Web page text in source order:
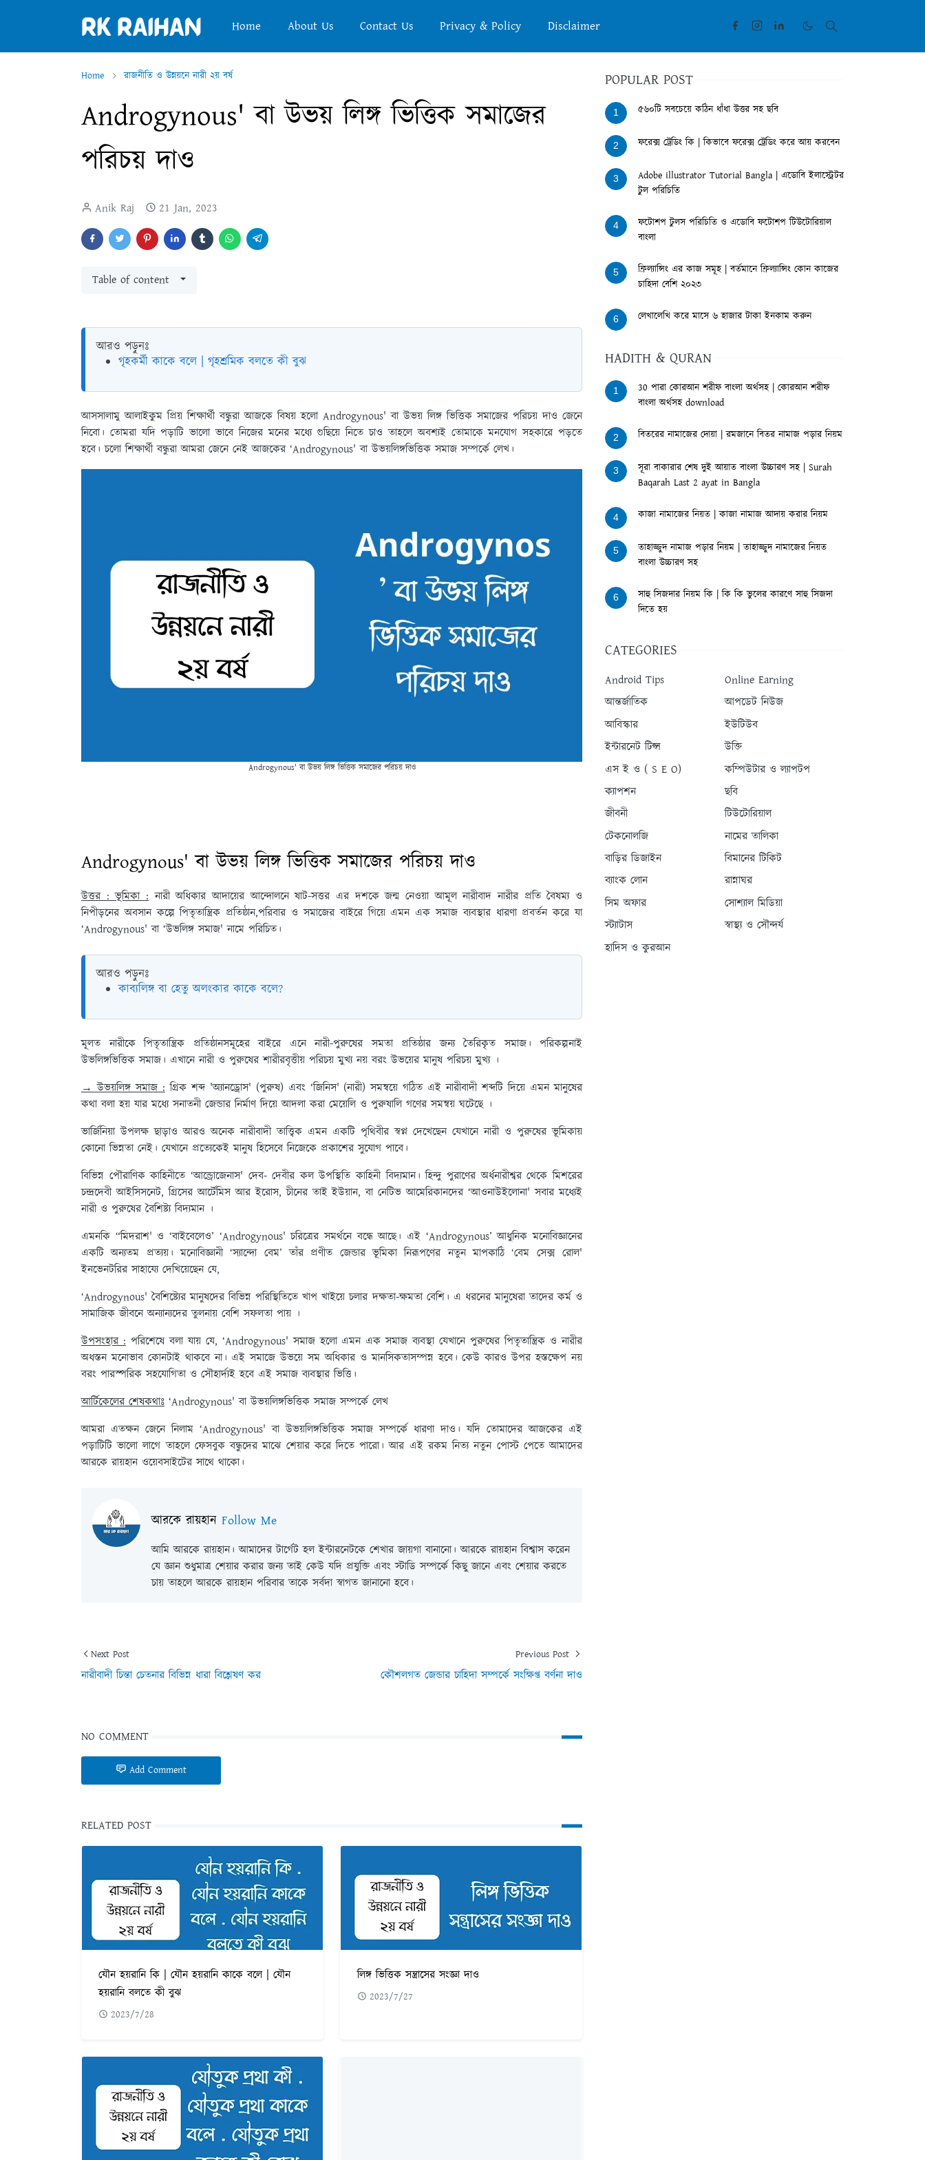
Home About Us Contact Us Privacy & Policy Disclaimer
Home রাজনীতি ও উন্নয়নে নারী ২য় বর্ষ
Androgynous' বা উভয় লিঙ্গ ভিত্তিক সমাজের
পরিচয় দাও
Anik Raj 21 Jan, 2023
Table of content
আরও পড়ুনঃ
গৃহকর্মী কাকে বলে | গৃহশ্রমিক বলতে কী বুঝ
আসসালামু আলাইকুম প্রিয় শিক্ষার্থী বন্ধুরা আজকে বিষয় হলো Androgynous' বা উভয় লিঙ্গ ভিত্তিক সমাজের পরিচয় দাও জেনে
নিবো। তোমরা যদি পড়াটি ভালো ভাবে নিজের মনের মধ্যে গুছিয়ে নিতে চাও তাহলে অবশ্যই তোমাকে মনযোগ সহকারে পড়তে
হবে। চলো শিক্ষার্থী বন্ধুরা আমরা জেনে নেই আজকের ‘Androgynous' বা উভয়লিঙ্গভিত্তিক সমাজ সম্পর্কে লেখ।
Androgynous' বা উভয় লিঙ্গ ভিত্তিক সমাজের পরিচয় দাও
Androgynous' বা উভয় লিঙ্গ ভিত্তিক সমাজের পরিচয় দাও
উত্তর : ভূমিকা : নারী অধিকার আদায়ের আন্দোলনে ষাট-সত্তর এর দশকে জন্ম নেওয়া আমূল নারীবাদ নারীর প্রতি বৈষম্য ও
নিপীড়নের অবসান কল্পে পিতৃতান্ত্রিক প্রতিষ্ঠান,পরিবার ও সমাজের বাইরে গিয়ে এমন এক সমাজ ব্যবস্থার ধারণা প্রবর্তন করে যা
‘Androgynous' বা ‘উভলিঙ্গ সমাজ' নামে পরিচিত।
আরও পড়ুনঃ
কাব্যলিঙ্গ বা হেতু অলংকার কাকে বলে?
মূলত নারীকে পিতৃতান্ত্রিক প্রতিষ্ঠানসমূহের বাইরে এনে নারী-পুরুষের সমতা প্রতিষ্ঠার জন্য তৈরিকৃত সমাজ। পরিকল্পনাই
উভলিঙ্গভিত্তিক সমাজ। এখানে নারী ও পুরুষের শারীরবৃত্তীয় পরিচয় মুখ্য নয় বরং উভয়ের মানুষ পরিচয় মুখ্য ।
→ উভয়লিঙ্গ সমাজ :গ্রিক শব্দ 'অ্যানড্রোস' (পুরুষ) এবং ‘জিনিস' (নারী) সমন্বয়ে গঠিত এই নারীবাদী শব্দটি দিয়ে এমন মানুষের
কথা বলা হয় যার মধ্যে সনাতনী জেন্ডার নির্মাণ দিয়ে আদলা করা মেয়েলি ও পুরুষালি গণের সমন্বয় ঘটেছে ।
ভার্জিনিয়া উপলক্ষ ছাড়াও আরও অনেক নারীবাদী তাত্ত্বিক এমন একটি পৃথিবীর স্বপ্ন দেখেছেন যেখানে নারী ও পুরুষের ভূমিকায়
কোনো ভিন্নতা নেই। যেখানে প্রত্যেকেই মানুষ হিসেবে নিজেকে প্রকাশের সুযোগ পাবে।
বিভিন্ন পৌরাণিক কাহিনীতে ‘আন্ড্রোজেনাস' দেব- দেবীর কল উপস্থিতি কাহিনী বিদ্যমান। হিন্দু পুরাণের অর্ধনারীশ্বর থেকে মিশরের
চন্দ্রদেবী আইসিসনেট, গ্রিসের আর্টেমিস আর ইরোস, চীনের তাই ইউয়ান, বা নেটিভ আমেরিকানদের ‘আওনাউইলোনা' সবার মধ্যেই
নারী ও পুরুষের বৈশিষ্ট্য বিদ্যমান ।
এমনকি “মিদরাশ' ও ‘বাইবেলেও’ ‘Androgynous' চরিত্রের সমর্থনে বন্ধে আছে। এই ‘Androgynous’ আধুনিক মনোবিজ্ঞানের
একটি অন্যতম প্রত্যয়। মনোবিজ্ঞানী ‘স্যান্দো বেম’ তাঁর প্রণীত জেন্ডার ভূমিকা নিরূপণের নতুন মাপকাঠি ‘বেম সেক্স রোল'
ইনভেনটরির সাহায্যে দেখিয়েছেন যে,
‘Androgynous' বৈশিষ্ট্যের মানুষদের বিভিন্ন পরিস্থিতিতে খাপ খাইয়ে চলার দক্ষতা-ক্ষমতা বেশি। এ ধরনের মানুষেরা তাদের কর্ম ও
সামাজিক জীবনে অন্যান্যদের তুলনায় বেশি সফলতা পায় ।
উপসংহার :পরিশেষে বলা যায় যে, ‘Androgynous' সমাজ হলো এমন এক সমাজ ব্যবস্থা যেখানে পুরুষের পিতৃতান্ত্রিক ও নারীর
অধস্তন মনোভাব কোনটাই থাকবে না। এই সমাজে উভয়ে সম অধিকার ও মানসিকতাসম্পন্ন হবে। কেউ কারও উপর হস্তক্ষেপ নয়
বরং পারস্পরিক সহযোগিতা ও সৌহার্দ্যই হবে এই সমাজ ব্যবস্থার ভিত্তি।
আর্টিকেলের শেষকথাঃ ‘Androgynous' বা উভয়লিঙ্গভিত্তিক সমাজ সম্পর্কে লেখ
আমরা এতক্ষন জেনে নিলাম ‘Androgynous' বা উভয়লিঙ্গভিত্তিক সমাজ সম্পর্কে ধারণা দাও। যদি তোমাদের আজকের এই
পড়াটিটি ভালো লাগে তাহলে ফেসবুক বন্ধুদের মাঝে শেয়ার করে দিতে পারো। আর এই রকম নিত্য নতুন পোস্ট পেতে আমাদের
আরকে রায়হান ওয়েবসাইটের সাথে থাকো।
আরকে রায়হান Follow Me
আমি আরকে রায়হান। আমাদের টার্গেট হল ইন্টারনেটকে শেখার জায়গা বানানো। আরকে রায়হান বিশ্বাস করেন
যে জ্ঞান শুধুমাত্র শেয়ার করার জন্য তাই কেউ যদি প্রযুক্তি এবং স্টাডি সম্পর্কে কিছু জানে এবং শেয়ার করতে
চায় তাহলে আরকে রায়হান পরিবার তাকে সর্বদা স্বাগত জানানো হবে।
Next Post
নারীবাদী চিন্তা চেতনার বিভিন্ন ধারা বিশ্লেষণ কর
Previous Post
কৌশলগত জেন্ডার চাহিদা সম্পর্কে সংক্ষিপ্ত বর্ণনা দাও
NO COMMENT
Add Comment
RELATED POST
যৌন হয়রানি কি | যৌন হয়রানি কাকে বলে | যৌন
হয়রানি বলতে কী বুঝ
2023/7/28
লিঙ্গ ভিত্তিক সন্ত্রাসের সংজ্ঞা দাও
2023/7/27
POPULAR POST
1 ৫৬০টি সবচেয়ে কঠিন ধাঁধা উত্তর সহ ছবি
2 ফরেক্স ট্রেডিং কি | কিভাবে ফরেক্স ট্রেডিং করে আয় করবেন
3
Adobe illustrator Tutorial Bangla | এডোবি ইলাস্ট্রেটর
টুল পরিচিতি
4
ফটোশপ টুলস পরিচিতি ও এডোবি ফটোশপ টিউটোরিয়াল
বাংলা
5
ফ্রিল্যান্সিং এর কাজ সমূহ | বর্তমানে ফ্রিল্যান্সিং কোন কাজের
চাহিদা বেশি ২০২৩
6 লেখালেখি করে মাসে ৬ হাজার টাকা ইনকাম করুন
HADITH & QURAN
1
30 পারা কোরআন শরীফ বাংলা অর্থসহ | কোরআন শরীফ
বাংলা অর্থসহ download
2 বিতরের নামাজের দোয়া | রমজানে বিতর নামাজ পড়ার নিয়ম
3
সূরা বাকারার শেষ দুই আয়াত বাংলা উচ্চারণ সহ | Surah
Baqarah Last 2 ayat in Bangla
4 কাজা নামাজের নিয়ত | কাজা নামাজ আদায় করার নিয়ম
5
তাহাজ্জুদ নামাজ পড়ার নিয়ম | তাহাজ্জুদ নামাজের নিয়ত
বাংলা উচ্চারণ সহ
6
সাহু সিজদার নিয়ম কি | কি কি ভুলের কারণে সাহু সিজদা
দিতে হয়
CATEGORIES
Android Tips
Online Earning
আন্তর্জাতিক
আপডেট নিউজ
আবিস্কার
ইউটিউব
ইন্টারনেট টিপ্স
উক্তি
এস ই ও ( S E O)
কম্পিউটার ও ল্যাপটপ
ক্যাপশন
ছবি
জীবনী
টিউটোরিয়াল
টেকনোলজি
নামের তালিকা
বাড়ির ডিজাইন
বিমানের টিকিট
ব্যাংক লোন
রান্নাঘর
সিম অফার
সোশ্যাল মিডিয়া
স্ট্যাটাস
স্বাস্থ্য ও সৌন্দর্য
হাদিস ও কুরআন